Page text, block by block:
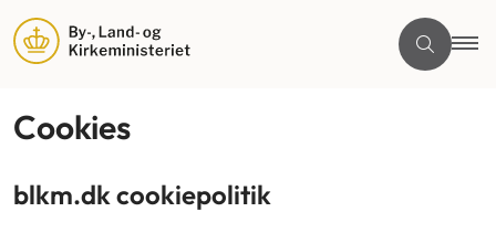
Cookies
blkm.dk cookiepolitik